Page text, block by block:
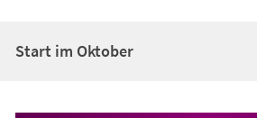
Start im Oktober